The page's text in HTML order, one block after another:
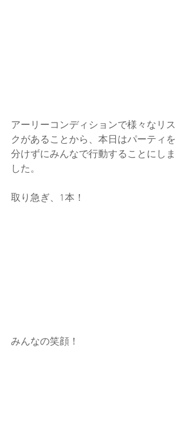
アーリーコンディションで様々なリス
クがあることから、本日はパーティを
分けずにみんなで行動することにしま
した。
取り急ぎ、1本！
みんなの笑顔！